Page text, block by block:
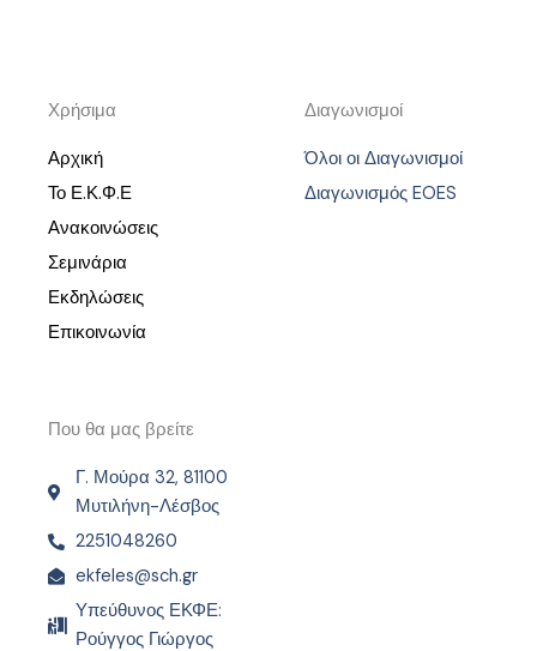
Χρήσιμα
Αρχική
Το Ε.Κ.Φ.Ε
Ανακοινώσεις
Σεμινάρια
Εκδηλώσεις
Επικοινωνία
Διαγωνισμοί
Όλοι οι Διαγωνισμοί
Διαγωνισμός EOES
Που θα μας βρείτε
Γ. Μούρα 32, 81100
Μυτιλήνη-Λέσβος
2251048260
ekfeles@sch.gr
Υπεύθυνος ΕΚΦΕ:
Ρούγγος Γιώργος